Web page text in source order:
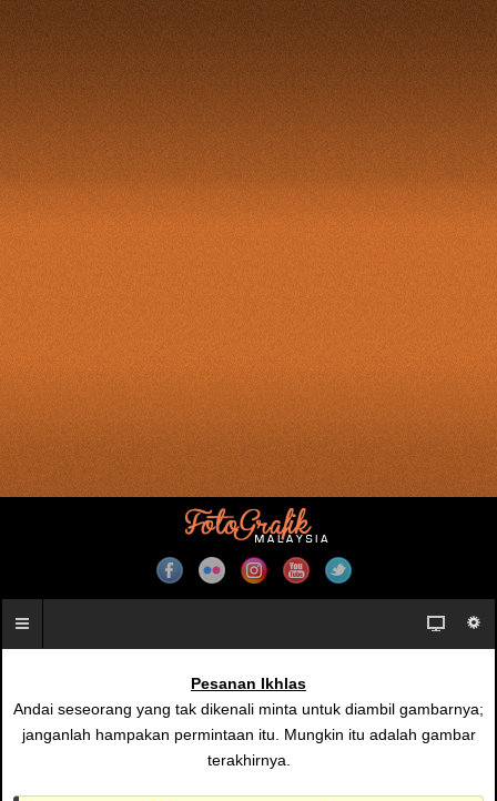
Pesanan Ikhlas
Andai seseorang yang tak dikenali minta untuk diambil gambarnya;
janganlah hampakan permintaan itu. Mungkin itu adalah gambar
terakhirnya.